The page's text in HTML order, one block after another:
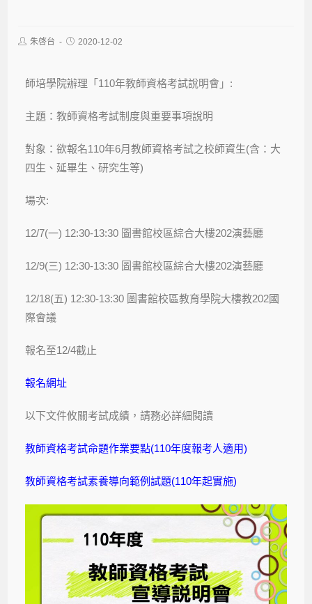
朱啓台 2020-12-02
師培學院辦理「110年教師資格考試說明會」:
主題：教師資格考試制度與重要事項說明
對象：欲報名110年6月教師資格考試之校師資生(含：大
四生、延畢生、研究生等)
場次:
12/7(一) 12:30-13:30 圖書館校區綜合大樓202演藝廳
12/9(三) 12:30-13:30 圖書館校區綜合大樓202演藝廳
12/18(五) 12:30-13:30 圖書館校區教育學院大樓教202國
際會議
報名至12/4截止
報名網址
以下文件攸關考試成績，請務必詳細閱讀
教師資格考試命題作業要點(110年度報考人適用)
教師資格考試素養導向範例試題(110年起實施)